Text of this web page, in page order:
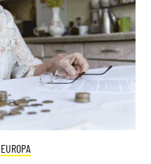
EUROPA